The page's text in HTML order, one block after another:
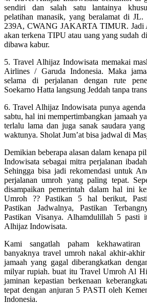
sendiri dan salah satu lantainya
pelatihan manasik, yang beralamat di
239A, CWANG JAKARTA TIMUR. Jadi
akan terkena TIPU atau uang yang sudah
dibawa kabur.
5. Travel Alhijaz Indowisata memakai
Airlines / Garuda Indonesia. Maka
selama di perjalanan dengan rute
Soekarno Hatta langsung Jeddah tanpa
6. Travel Alhijaz Indowisata punya agenda
sabtu, hal ini mempertimbangkan jamaah
terlalu lama dan juga sanak saudara
waktunya. Sholat Jum’at bisa jadwal di
Demikian beberapa alasan dalam kenapa
Indowisata sebagai mitra perjalanan
Sehingga bisa jadi rekomendasi untuk
perjalanan umroh yang paling tepat.
disampaikan pemerintah dalam hal ini
Umroh ?? Pastikan 5 hal berikut,
Pastikan Jadwalnya, Pastikan
Pastikan Visanya. Alhamdulillah 5 pasti
Alhijaz Indowisata.
Kami sangatlah paham kekhawatiran
banyaknya travel umroh nakal akhir-
jamaah yang gagal diberangkatkan
milyar rupiah. buat itu Travel Umroh Al
jaminan kepastian berkenaan
tepat dengan anjuran 5 PASTI oleh
Indonesia.